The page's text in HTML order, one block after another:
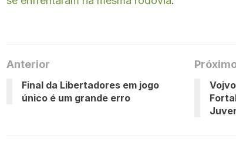
Anterior
Final da Libertadores em jogo
único é um grande erro